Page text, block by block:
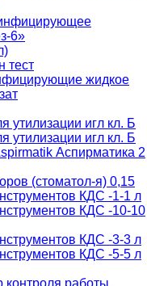
6»
тест
жидкое
утилизации игл кл. Б
утилизации игл кл. Б
Аспирматика 2
(стоматол-я) 0,15
КДС -1-1 л
КДС -10-10
КДС -3-3 л
КДС -5-5 л
работы